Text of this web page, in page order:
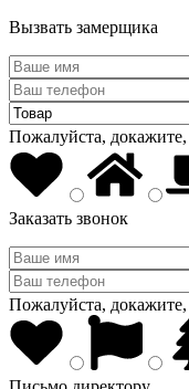
Вызвать замерщика
Пожалуйста,
Заказать звонок
Пожалуйста,